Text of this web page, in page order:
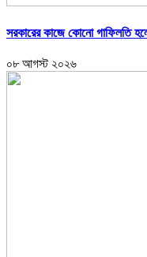
সরকারের কাজে কোনো গাফিলতি
০৮ আগস্ট ২০২৬